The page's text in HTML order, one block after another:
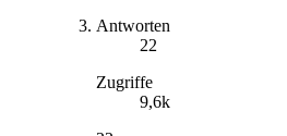
Antworten
22
Zugriffe
9,6k